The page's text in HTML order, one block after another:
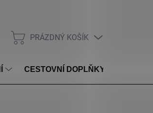
NÁKUPNÍ KOŠÍK
PRÁZDNÝ KOŠÍK
CESTOVNÍ DOPLŇKY